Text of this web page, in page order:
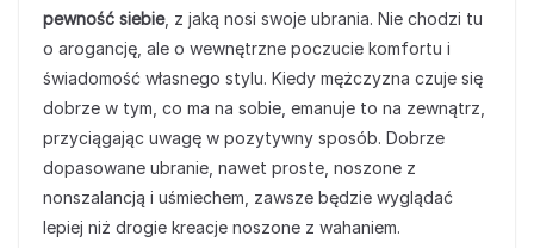
pewność siebie, z jaką nosi swoje ubrania. Nie chodzi tu
o arogancję, ale o wewnętrzne poczucie komfortu i
świadomość własnego stylu. Kiedy mężczyzna czuje się
dobrze w tym, co ma na sobie, emanuje to na zewnątrz,
przyciągając uwagę w pozytywny sposób. Dobrze
dopasowane ubranie, nawet proste, noszone z
nonszalancją i uśmiechem, zawsze będzie wyglądać
lepiej niż drogie kreacje noszone z wahaniem.